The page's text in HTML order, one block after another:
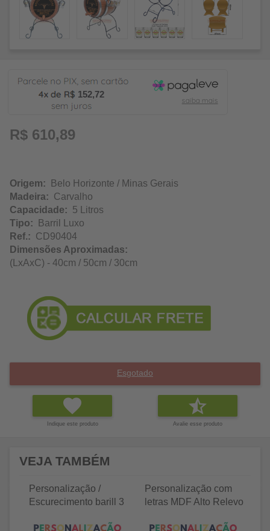
152,72
R$ 610,89
Origem: Belo Horizonte / Minas Gerais
Madeira: Carvalho
Capacidade: 5 Litros
Tipo: Barril Luxo
Ref.: CD90404
Dimensões Aproximadas:
(LxAxC) - 40cm / 50cm / 30cm
Esgotado
Indique este produto Avalie esse produto
VEJA TAMBÉM
Personalização /
Escurecimento barill 3
Personalização com
letras MDF Alto Relevo